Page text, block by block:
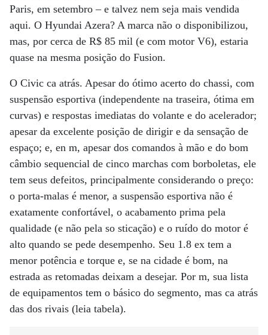
Paris, em setembro – e talvez nem seja mais vendida
aqui. O Hyundai Azera? A marca não o disponibilizou,
mas, por cerca de R$ 85 mil (e com motor V6), estaria
quase na mesma posição do Fusion.
O Civic ca atrás. Apesar do ótimo acerto do chassi, com
suspensão esportiva (independente na traseira, ótima em
curvas) e respostas imediatas do volante e do acelerador;
apesar da excelente posição de dirigir e da sensação de
espaço; e, en m, apesar dos comandos à mão e do bom
câmbio sequencial de cinco marchas com borboletas, ele
tem seus defeitos, principalmente considerando o preço:
o porta-malas é menor, a suspensão esportiva não é
exatamente confortável, o acabamento prima pela
qualidade (e não pela so sticação) e o ruído do motor é
alto quando se pede desempenho. Seu 1.8 ex tem a
menor potência e torque e, se na cidade é bom, na
estrada as retomadas deixam a desejar. Por m, sua lista
de equipamentos tem o básico do segmento, mas ca atrás
das dos rivais (leia tabela).